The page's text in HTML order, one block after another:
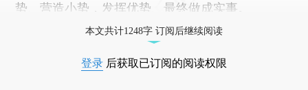
势、营造小势，发挥优势、最终做成实事。
本文共计1248字 订阅后继续阅读
登录 后获取已订阅的阅读权限